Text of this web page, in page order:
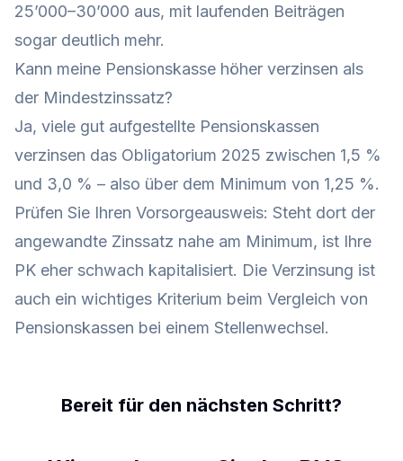
25’000–30’000 aus, mit laufenden Beiträgen
sogar deutlich mehr.
Kann meine Pensionskasse höher verzinsen als
der Mindestzinssatz?
Ja, viele gut aufgestellte Pensionskassen
verzinsen das Obligatorium 2025 zwischen 1,5 %
und 3,0 % – also über dem Minimum von 1,25 %.
Prüfen Sie Ihren Vorsorgeausweis: Steht dort der
angewandte Zinssatz nahe am Minimum, ist Ihre
PK eher schwach kapitalisiert. Die Verzinsung ist
auch ein wichtiges Kriterium beim Vergleich von
Pensionskassen bei einem Stellenwechsel.
Bereit für den nächsten Schritt?